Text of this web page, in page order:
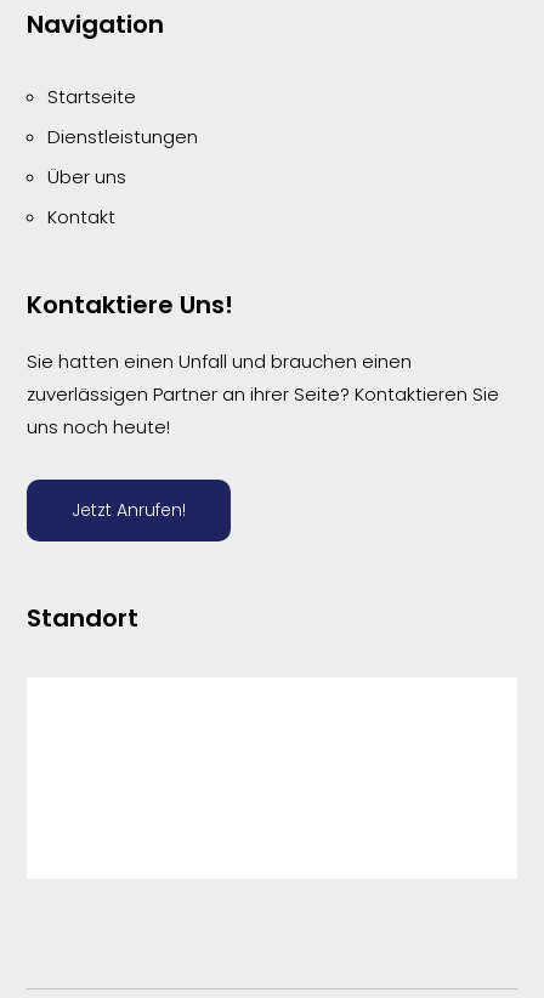
Navigation
Startseite
Dienstleistungen
Über uns
Kontakt
Kontaktiere Uns!
Sie hatten einen Unfall und brauchen einen
zuverlässigen Partner an ihrer Seite? Kontaktieren Sie
uns noch heute!
Jetzt Anrufen!
Standort